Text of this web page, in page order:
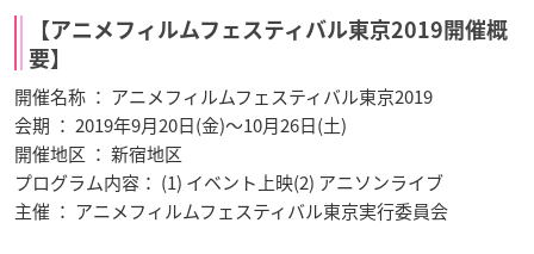
【アニメフィルムフェスティバル東京2019開催概
要】
開催名称 ： アニメフィルムフェスティバル東京2019
会期 ： 2019年9月20日(金)～10月26日(土)
開催地区 ： 新宿地区
プログラム内容： (1) イベント上映(2) アニソンライブ
主催 ： アニメフィルムフェスティバル東京実行委員会